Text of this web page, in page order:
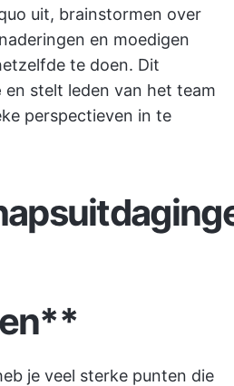
uit, brainstormen over
en moedigen
te doen. Dit
en stelt leden van het team
perspectieven in te
je veel sterke punten die